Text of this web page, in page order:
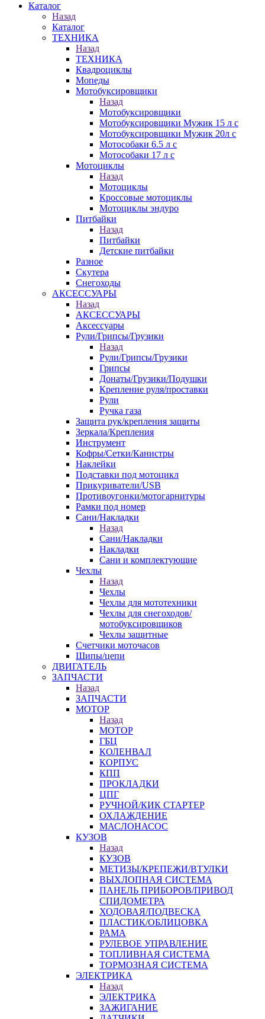
Каталог
Назад
Каталог
ТЕХНИКА
Назад
ТЕХНИКА
Квадроциклы
Мопеды
Мотобуксировщики
Назад
Мотобуксировщики
Мотобуксировщики Мужик 15 л с
Мотобуксировщики Мужик 20л с
Мотособаки 6.5 л с
Мотособаки 17 л с
Мотоциклы
Назад
Мотоциклы
Кроссовые мотоциклы
Мотоциклы эндуро
Питбайки
Назад
Питбайки
Детские питбайки
Разное
Скутера
Снегоходы
АКСЕССУАРЫ
Назад
АКСЕССУАРЫ
Аксессуары
Рули/Грипсы/Грузики
Назад
Рули/Грипсы/Грузики
Грипсы
Донаты/Грузики/Подушки
Крепление руля/проставки
Рули
Ручка газа
Защита рук/крепления защиты
Зеркала/Крепления
Инструмент
Кофры/Сетки/Канистры
Наклейки
Подставки под мотоцикл
Прикуриватели/USB
Противоугонки/мотогарнитуры
Рамки под номер
Сани/Накладки
Назад
Сани/Накладки
Накладки
Сани и комплектующие
Чехлы
Назад
Чехлы
Чехлы для мототехники
Чехлы для снегоходов/
мотобуксировщиков
Чехлы защитные
Счетчики моточасов
Шипы/цепи
ДВИГАТЕЛЬ
ЗАПЧАСТИ
Назад
ЗАПЧАСТИ
МОТОР
Назад
МОТОР
ГБЦ
КОЛЕНВАЛ
КОРПУС
КПП
ПРОКЛАДКИ
ЦПГ
РУЧНОЙ/КИК СТАРТЕР
ОХЛАЖДЕНИЕ
МАСЛОНАСОС
КУЗОВ
Назад
КУЗОВ
МЕТИЗЫ/КРЕПЕЖИ/ВТУЛКИ
ВЫХЛОПНАЯ СИСТЕМА
ПАНЕЛЬ ПРИБОРОВ/ПРИВОД
СПИДОМЕТРА
ХОДОВАЯ/ПОДВЕСКА
ПЛАСТИК/ОБЛИЦОВКА
РАМА
РУЛЕВОЕ УПРАВЛЕНИЕ
ТОПЛИВНАЯ СИСТЕМА
ТОРМОЗНАЯ СИСТЕМА
ЭЛЕКТРИКА
Назад
ЭЛЕКТРИКА
ЗАЖИГАНИЕ